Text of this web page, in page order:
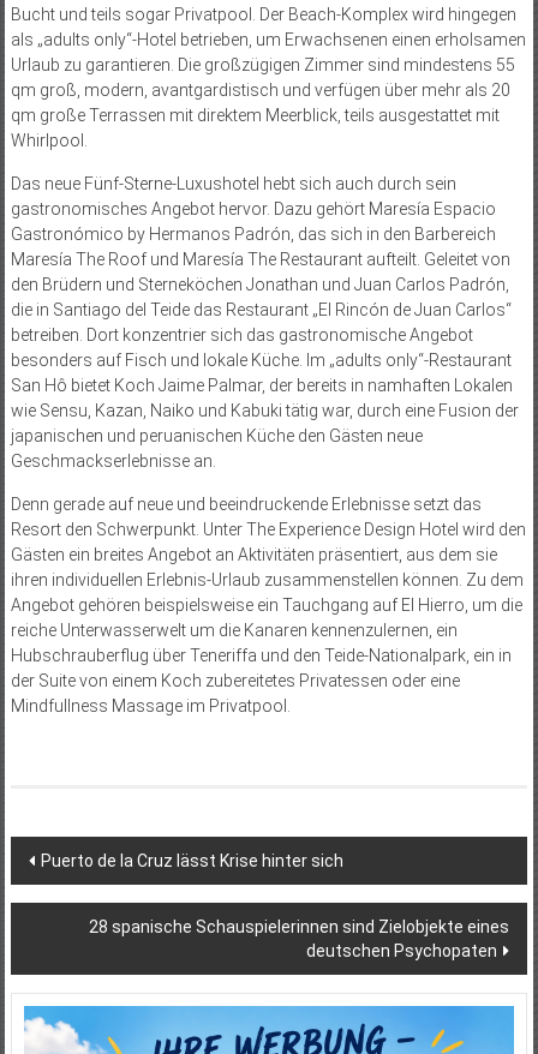
Bucht und teils sogar Privatpool. Der Beach-Komplex wird hingegen
als „adults only“-Hotel betrieben, um Erwachsenen einen erholsamen
Urlaub zu garantieren. Die großzügigen Zimmer sind mindestens 55
qm groß, modern, avantgardistisch und verfügen über mehr als 20
qm große Terrassen mit direktem Meerblick, teils ausgestattet mit
Whirlpool.
Das neue Fünf-Sterne-Luxushotel hebt sich auch durch sein
gastronomisches Angebot hervor. Dazu gehört Maresía Espacio
Gastronómico by Hermanos Padrón, das sich in den Barbereich
Maresía The Roof und Maresía The Restaurant aufteilt. Geleitet von
den Brüdern und Sterneköchen Jonathan und Juan Carlos Padrón,
die in Santiago del Teide das Restaurant „El Rincón de Juan Carlos“
betreiben. Dort konzentrier sich das gastronomische Angebot
besonders auf Fisch und lokale Küche. Im „adults only“-Restaurant
San Hô bietet Koch Jaime Palmar, der bereits in namhaften Lokalen
wie Sensu, Kazan, Naiko und Kabuki tätig war, durch eine Fusion der
japanischen und peruanischen Küche den Gästen neue
Geschmackserlebnisse an.
Denn gerade auf neue und beeindruckende Erlebnisse setzt das
Resort den Schwerpunkt. Unter The Experience Design Hotel wird den
Gästen ein breites Angebot an Aktivitäten präsentiert, aus dem sie
ihren individuellen Erlebnis-Urlaub zusammenstellen können. Zu dem
Angebot gehören beispielsweise ein Tauchgang auf El Hierro, um die
reiche Unterwasserwelt um die Kanaren kennenzulernen, ein
Hubschrauberflug über Teneriffa und den Teide-Nationalpark, ein in
der Suite von einem Koch zubereitetes Privatessen oder eine
Mindfullness Massage im Privatpool.
Beitragsnavigation
Puerto de la Cruz lässt Krise hinter sich
28 spanische Schauspielerinnen sind Zielobjekte eines
deutschen Psychopaten